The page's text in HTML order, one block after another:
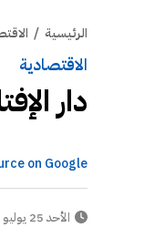
الرئيسية /
الاقتصادية
دار
on Google
الأحد 25 يوليو 2021